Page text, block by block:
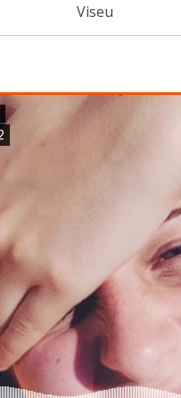
Viseu